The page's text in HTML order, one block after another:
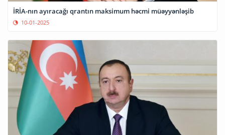
İRİA-nın ayıracağı qrantın maksimum həcmi müəyyənləşib
10-01-2025